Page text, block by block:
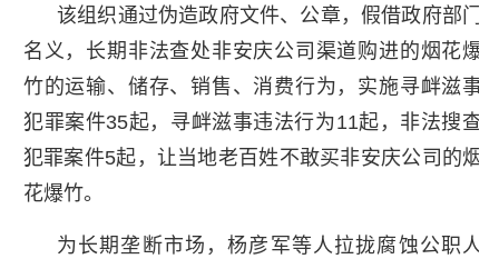
该组织通过伪造政府文件、公章，假借政府部门
名义，长期非法查处非安庆公司渠道购进的烟花爆
竹的运输、储存、销售、消费行为，实施寻衅滋事
犯罪案件35起，寻衅滋事违法行为11起，非法搜查
犯罪案件5起，让当地老百姓不敢买非安庆公司的烟
花爆竹。
为长期垄断市场，杨彦军等人拉拢腐蚀公职人